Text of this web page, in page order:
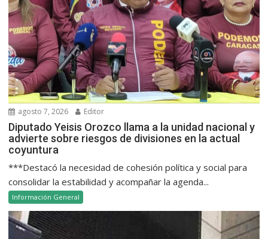
agosto 7, 2026 Editor
Diputado Yeisis Orozco llama a la unidad nacional y
advierte sobre riesgos de divisiones en la actual
coyuntura
***Destacó la necesidad de cohesión política y social para
consolidar la estabilidad y acompañar la agenda...
Información General